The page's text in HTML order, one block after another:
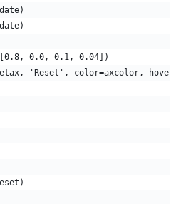
0.0, 0.1, 0.04])
'Reset', color=axcolor,